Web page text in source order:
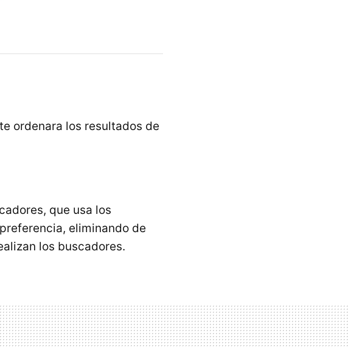
ordenara los resultados de
que usa los
eliminando de
los buscadores.